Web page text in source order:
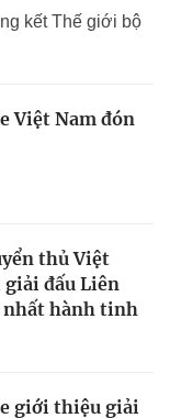
kết Thế giới bộ
Việt Nam đón
thủ Việt
giải đấu Liên
nhất hành tinh
giới thiệu giải